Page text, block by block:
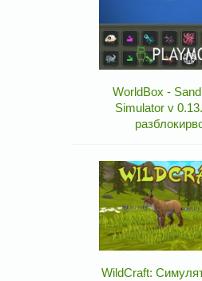
WorldBox -
Simulator v
WildCraft: